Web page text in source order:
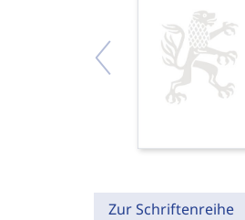
Zur Schriftenreihe